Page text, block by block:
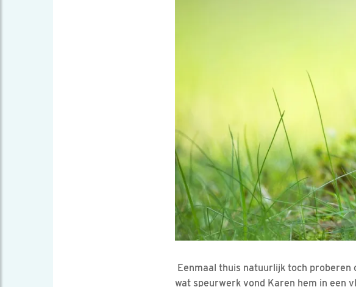
Eenmaal thuis natuurlijk toch
wat speurwerk vond Karen hem in een